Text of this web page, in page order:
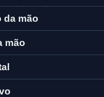
da mão
mão